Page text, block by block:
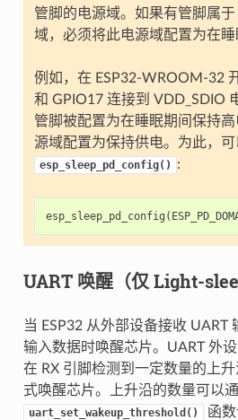
管脚的电源域。如果有管脚属
域，必须将此电源域配置为在睡
例如，在 ESP32-WROOM-32
和 GPIO17 连接到 VDD_SDIO
管脚被配置为在睡眠期间保持
源域配置为保持供电。为此，
esp_sleep_pd_config() :
esp_sleep_pd_config (
UART 唤醒（仅 Light-
当 ESP32 从外部设备接收 UART
输入数据时唤醒芯片。UART 外
在 RX 引脚检测到一定数量的上
式唤醒芯片。上升沿的数量可以
uart_set_wakeup_threshold()
函